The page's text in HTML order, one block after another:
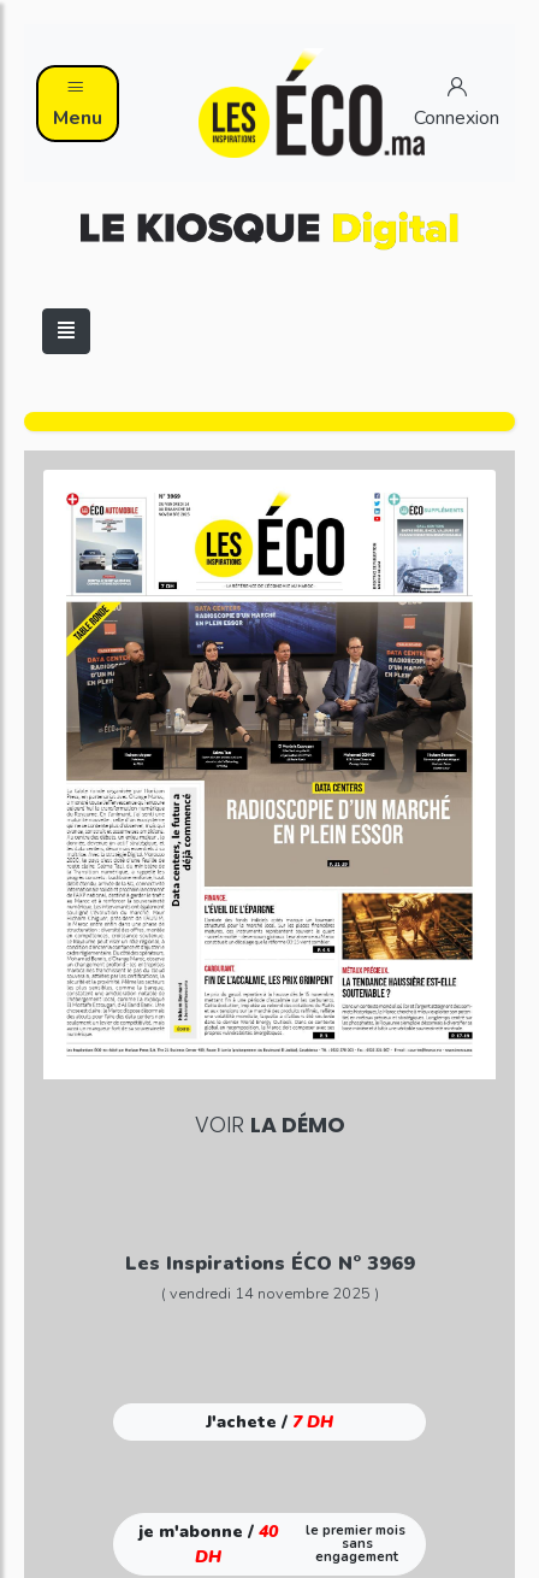
Menu Connexion
VOIR LA DÉMO
Les Inspirations ÉCO N° 3969
( vendredi 14 novembre 2025 )
J'achete / 7 DH
je m'abonne /40
DH
le premier mois
sans
engagement